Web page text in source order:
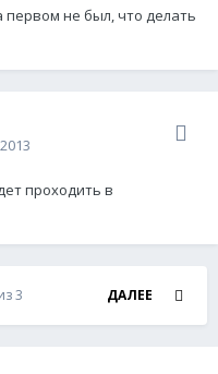
не был, что делать
проходить в
ДАЛЕЕ
3